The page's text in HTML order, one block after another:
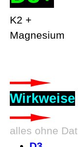
K2 +
Magnesium
Wirkweise
alles ohne